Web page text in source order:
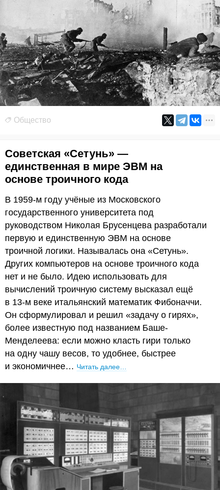
Общество
Советская «Сетунь» —
единственная в мире ЭВМ на
основе троичного кода
В 1959-м году учёные из Московского
государственного университета под
руководством Николая Брусенцева разработали
первую и единственную ЭВМ на основе
троичной логики. Называлась она «Сетунь».
Других компьютеров на основе троичного кода
нет и не было. Идею использовать для
вычислений троичную систему высказал ещё
в 13-м веке итальянский математик Фибоначчи.
Он сформулировал и решил «задачу о гирях»,
более известную под названием Баше-
Менделеева: если можно класть гири только
на одну чашу весов, то удобнее, быстрее
и экономичнее… Читать далее…